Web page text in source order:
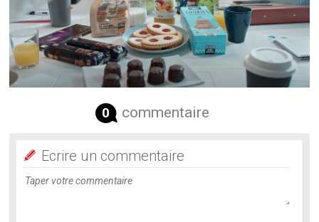
0 commentaire
Ecrire un commentaire